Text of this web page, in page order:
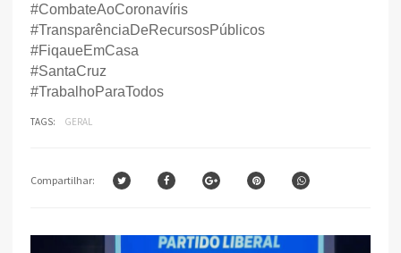
#CombateAoCoronavíris
#TransparênciaDeRecursosPúblicos
#FiqaueEmCasa
#SantaCruz
#TrabalhoParaTodos
TAGS: GERAL
Compartilhar: